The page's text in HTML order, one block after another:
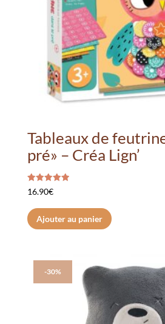
Tableaux de
pré» – Créa Lign’
Note
5.00
16.90€
Ajouter au panier
-30%